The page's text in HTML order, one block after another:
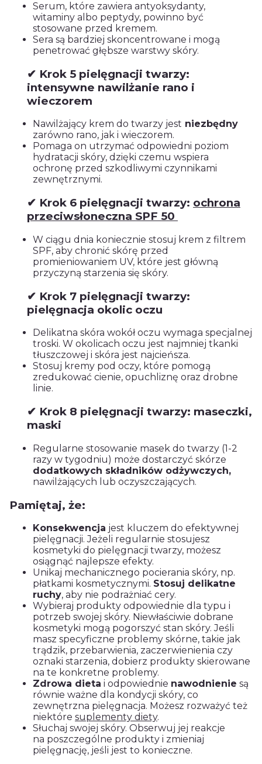
Serum, które zawiera antyoksydanty,
witaminy albo peptydy, powinno być
stosowane przed kremem.
Sera są bardziej skoncentrowane i mogą
penetrować głębsze warstwy skóry.
✔ Krok 5 pielęgnacji twarzy:
intensywne nawilżanie rano i
wieczorem
Nawilżający krem do twarzy jest niezbędny
zarówno rano, jak i wieczorem.
Pomaga on utrzymać odpowiedni poziom
hydratacji skóry, dzięki czemu wspiera
ochronę przed szkodliwymi czynnikami
zewnętrznymi.
✔ Krok 6 pielęgnacji twarzy: ochrona
przeciwsłoneczna SPF 50
W ciągu dnia koniecznie stosuj krem z filtrem
SPF, aby chronić skórę przed
promieniowaniem UV, które jest główną
przyczyną starzenia się skóry.
✔ Krok 7 pielęgnacji twarzy:
pielęgnacja okolic oczu
Delikatna skóra wokół oczu wymaga specjalnej
troski. W okolicach oczu jest najmniej tkanki
tłuszczowej i skóra jest najcieńsza.
Stosuj kremy pod oczy, które pomogą
zredukować cienie, opuchliznę oraz drobne
linie.
✔ Krok 8 pielęgnacji twarzy: maseczki,
maski
Regularne stosowanie masek do twarzy (1-2
razy w tygodniu) może dostarczyć skórze
dodatkowych składników odżywczych,
nawilżających lub oczyszczających.
Pamiętaj, że:
Konsekwencja jest kluczem do efektywnej
pielęgnacji. Jeżeli regularnie stosujesz
kosmetyki do pielęgnacji twarzy, możesz
osiągnąć najlepsze efekty.
Unikaj mechanicznego pocierania skóry, np.
płatkami kosmetycznymi. Stosuj delikatne
ruchy, aby nie podrażniać cery.
Wybieraj produkty odpowiednie dla typu i
potrzeb swojej skóry. Niewłaściwie dobrane
kosmetyki mogą pogorszyć stan skóry. Jeśli
masz specyficzne problemy skórne, takie jak
trądzik, przebarwienia, zaczerwienienia czy
oznaki starzenia, dobierz produkty skierowane
na te konkretne problemy.
Zdrowa dieta i odpowiednie nawodnienie są
równie ważne dla kondycji skóry, co
zewnętrzna pielęgnacja. Możesz rozważyć też
niektóre suplementy diety.
Słuchaj swojej skóry. Obserwuj jej reakcje
na poszczególne produkty i zmieniaj
pielęgnację, jeśli jest to konieczne.